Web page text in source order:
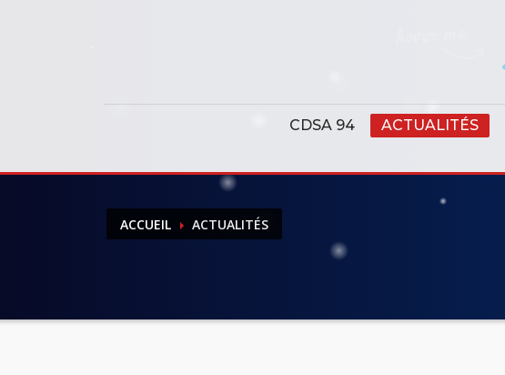
CDSA 94 ACTUALITÉS
ACCUEIL ACTUALITÉS